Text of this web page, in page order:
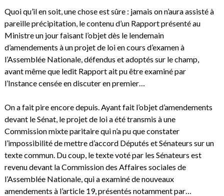
Quoi qu’il en soit, une chose est sûre : jamais on n’aura assisté à
pareille précipitation, le contenu d’un Rapport présenté au
Ministre un jour faisant l’objet dès le lendemain
d’amendements à un projet de loi en cours d’examen à
l’Assemblée Nationale, défendus et adoptés sur le champ,
avant même que ledit Rapport ait pu être examiné par
l’Instance censée en discuter en premier…
On a fait pire encore depuis. Ayant fait l’objet d’amendements
devant le Sénat, le projet de loi a été transmis à une
Commission mixte paritaire qui n’a pu que constater
l’impossibilité de mettre d’accord Députés et Sénateurs sur un
texte commun. Du coup, le texte voté par les Sénateurs est
revenu devant la Commission des Affaires sociales de
l’Assemblée Nationale, qui a examiné de nouveaux
amendements à l’article 19, présentés notamment par…